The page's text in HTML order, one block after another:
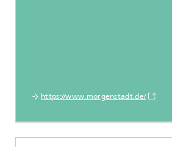
https://www.morgenstadt.de/